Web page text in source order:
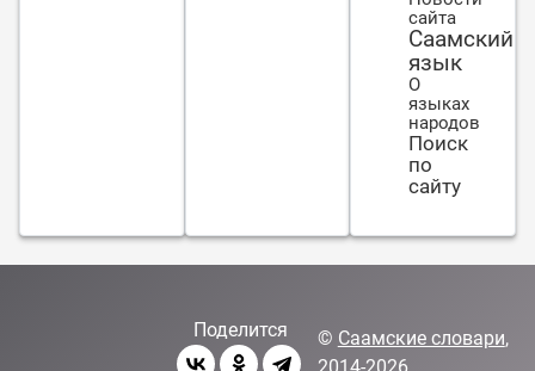
сайта
Саамский
язык
О
языках
народов
Поиск
по
сайту
Поделится © Саамские словари,